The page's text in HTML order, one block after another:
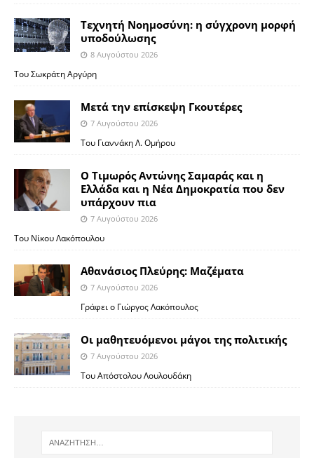
Τεχνητή Νοημοσύνη: η σύγχρονη μορφή
υποδούλωσης
8 Αυγούστου 2026
Του Σωκράτη Αργύρη
Μετά την επίσκεψη Γκουτέρες
7 Αυγούστου 2026
Του Γιαννάκη Λ. Ομήρου
Ο Τιμωρός Αντώνης Σαμαράς και η
Ελλάδα και η Νέα Δημοκρατία που δεν
υπάρχουν πια
7 Αυγούστου 2026
Του Νίκου Λακόπουλου
Αθανάσιος Πλεύρης: Μαζέματα
7 Αυγούστου 2026
Γράφει ο Γιώργος Λακόπουλος
Οι μαθητευόμενοι μάγοι της πολιτικής
7 Αυγούστου 2026
Του Απόστολου Λουλουδάκη